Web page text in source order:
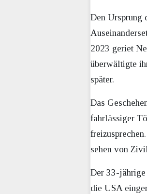
Den Ursprung
2023 geriet
überwältigte
später.
Das
fahrlässiger
sehen von
Der 33-jährige
die USA